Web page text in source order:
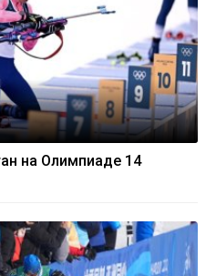
на Олимпиаде 14